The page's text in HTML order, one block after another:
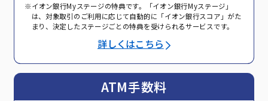
※イオン銀行Myステージの特典です。「イオン銀行Myステージ」
は、対象取引のご利用に応じて自動的に「イオン銀行スコア」がた
まり、決定したステージごとの特典を受けられるサービスです。
詳しくはこちら
ATM手数料